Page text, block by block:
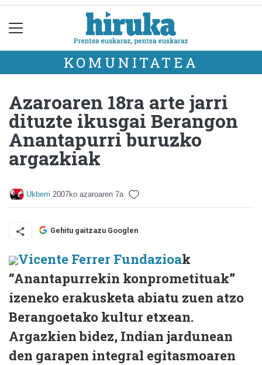
KOMUNITATEA
Azaroaren 18ra arte jarri
dituzte ikusgai Berangon
Anantapurri buruzko
argazkiak
Ukberri 2007ko azaroaren 7a
Gehitu gaitzazu Googlen
Vicente Ferrer Fundazioak
“Anantapurrekin konprometituak”
izeneko erakusketa abiatu zuen atzo
Berangoetako kultur etxean.
Argazkien bidez, Indian jardunean
den garapen integral egitasmoaren